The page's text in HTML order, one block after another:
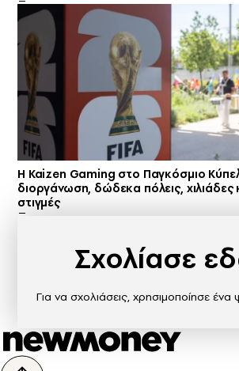
H Kaizen Gaming στο Παγκόσμιο
διοργάνωση, δώδεκα πόλεις, χιλιάδες
στιγμές
Σχολίασε
Για να σχολιάσεις, χρησιμοποίησε